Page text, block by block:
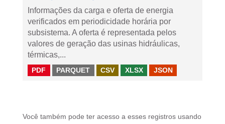
Informações da carga e oferta de energia
verificados em periodicidade horária por
subsistema. A oferta é representada pelos
valores de geração das usinas hidráulicas,
térmicas,...
PDF PARQUET CSV XLSX JSON
Você também pode ter acesso a esses registros usando